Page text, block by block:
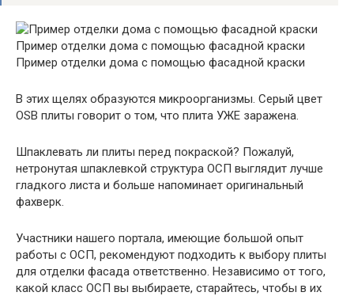
Пример отделки дома с помощью фасадной краски
Пример отделки дома с помощью фасадной краски
В этих щелях образуются микроорганизмы. Серый цвет
OSB плиты говорит о том, что плита УЖЕ заражена.
Шпаклевать ли плиты перед покраской? Пожалуй,
нетронутая шпаклевкой структура ОСП выглядит лучше
гладкого листа и больше напоминает оригинальный
фахверк.
Участники нашего портала, имеющие большой опыт
работы с ОСП, рекомендуют подходить к выбору плиты
для отделки фасада ответственно. Независимо от того,
какой класс ОСП вы выбираете, старайтесь, чтобы в их